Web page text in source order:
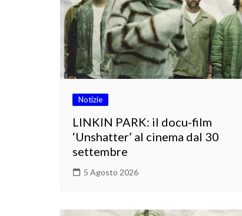
Notizie
LINKIN PARK: il docu-film
‘Unshatter’ al cinema dal 30
settembre
5 Agosto 2026